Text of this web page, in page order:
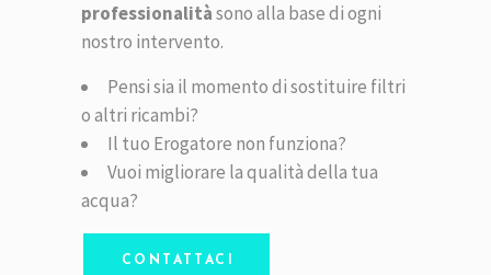
professionalitàsono alla base di ogni
nostro intervento.
Pensi sia il momento di sostituire filtri
o altri ricambi?
Il tuo Erogatore non funziona?
Vuoi migliorare la qualità della tua
acqua?
CONTATTACI